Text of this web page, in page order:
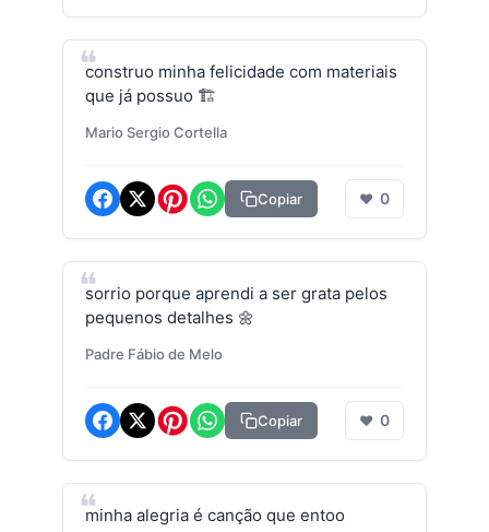
construo minha felicidade com materiais
que já possuo 🏗️
Mario Sergio Cortella
Copiar ❤ 0
sorrio porque aprendi a ser grata pelos
pequenos detalhes 🌼
Padre Fábio de Melo
Copiar ❤ 0
minha alegria é canção que entoo